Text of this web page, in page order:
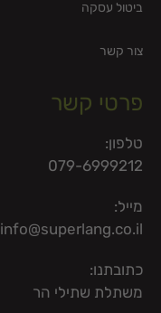
ביטול עסקה
צור קשר
פרטי קשר
טלפון:
079-6999212
מייל:
info@superlang.co.il
כתובתנו:
משתלת שתילי הר